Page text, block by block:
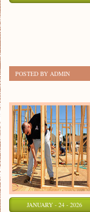
POSTED BY ADMIN
JANUARY - 24 - 2026